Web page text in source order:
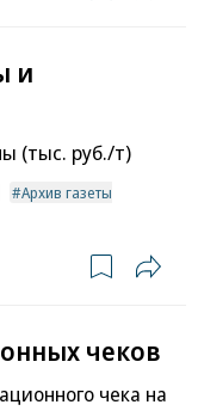
и
(тыс. руб./т)
Архив газеты
чеков
чека на